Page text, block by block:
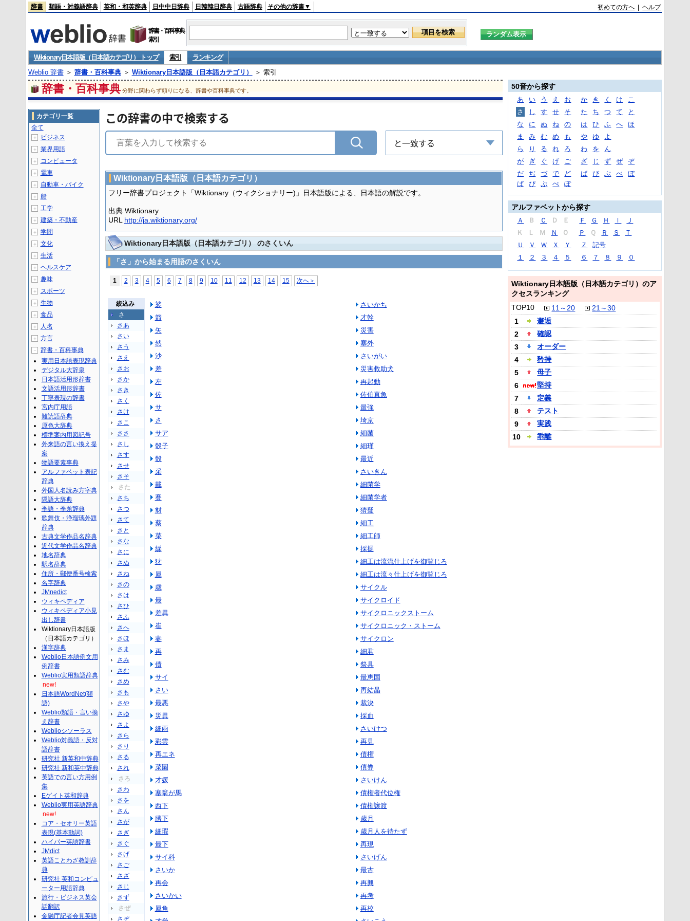
辞書 類語・対義語辞典 英和・和英辞典 日中中日辞典 日韓韓日辞典 古語辞典 その他の辞書▼ 初めての方へ |ヘルプ
辞書・百科事典
索引
Wiktionary日本語版（日本語カテゴリ） トップ 索引
ランキング
Weblio 辞書＞ 辞書・百科事典＞ Wiktionary日本語版（日本語カテゴリ） ＞ 索引
辞書・百科事典 分野に関わらず頼りになる、辞書や百科事典です。
この辞書の中で検索する
と一致する
Wiktionary日本語版（日本語カテゴリ）
フリー辞書プロジェクト「Wiktionary（ウィクショナリー)」日本語版による、日本語の解説です。
出典 Wiktionary
URL http://ja.wiktionary.org/
Wiktionary日本語版（日本語カテゴリ） のさくいん
「さ」から始まる用語のさくいん
1 2 3 4 5 6 7 8 9 10 11 12 13 14 15 次へ＞
絞込み
さ
さあ
さい
さう
さえ
さお
さか
さき
さく
さけ
さこ
ささ
さし
さす
させ
さそ
さた
さち
さつ
さて
さと
さな
さに
さぬ
さね
さの
さは
さひ
さふ
さへ
さほ
さま
さみ
さむ
さめ
さも
さや
さゆ
さよ
さら
さり
さる
され
さろ
さわ
さを
さん
さが
さぎ
さぐ
さげ
さご
さざ
さじ
さず
さぜ
さぞ
裟
箭
矢
然
沙
差
左
佐
サ
さ
サア
骰子
骰
采
載
賽
豺
蔡
菜
綵
犲
犀
歳
最
差異
崔
妻
再
債
サイ
さい
最悪
災異
細雨
彩雲
再エネ
菜園
才媛
塞翁が馬
西下
臍下
細瑕
最下
サイ科
さいか
再会
さいかい
犀角
さいかち
才幹
災害
塞外
さいがい
災害救助犬
再起動
佐伯真魚
最強
埼京
細菌
細瑾
最近
さいきん
細菌学
細菌学者
猜疑
細工
細工師
採掘
細工は流流仕上げを御覧じろ
細工は流々仕上げを御覧じろ
サイクル
サイクロイド
サイクロニックストーム
サイクロニック・ストーム
サイクロン
細君
祭具
最恵国
再結晶
裁決
採血
さいけつ
再見
債権
債券
さいけん
債権者代位権
債権譲渡
歳月
歳月人を待たず
再現
さいげん
最古
再興
再考
再校
カテゴリ一覧
全て
＋ ビジネス
＋ 業界用語
＋ コンピュータ
＋ 電車
＋ 自動車・バイク
＋ 船
＋ 工学
＋ 建築・不動産
＋ 学問
＋ 文化
＋ 生活
＋ ヘルスケア
＋ 趣味
＋ スポーツ
＋ 生物
＋ 食品
＋ 人名
＋ 方言
－
辞書・百科事典
実用日本語表現辞典
デジタル大辞泉
日本語活用形辞書
文語活用形辞書
丁寧表現の辞書
宮内庁用語
難読語辞典
原色大辞典
標準案内用図記号
外来語の言い換え提
案
物語要素事典
アルファベット表記
辞典
外国人名読み方字典
隠語大辞典
季語・季題辞典
歌舞伎・浄瑠璃外題
辞典
古典文学作品名辞典
近代文学作品名辞典
地名辞典
駅名辞典
住所・郵便番号検索
名字辞典
JMnedict
ウィキペディア
ウィキペディア小見
出し辞書
Wiktionary日本語版
（日本語カテゴリ）
漢字辞典
Weblio日本語例文用
例辞書
Weblio実用類語辞典
new!
日本語WordNet(類
語)
Weblio類語・言い換
え辞書
Weblioシソーラス
Weblio対義語・反対
語辞書
研究社 新英和中辞典
研究社 新和英中辞典
英語での言い方用例
集
Eゲイト英和辞典
Weblio実用英語辞典
new!
コア・セオリー英語
表現(基本動詞)
ハイパー英語辞書
JMdict
英語ことわざ教訓辞
典
研究社 英和コンピュ
ーター用語辞典
旅行・ビジネス英会
話翻訳
金融庁記者会見英語
50音から探す
あ い う え お か き く け
こ
さ
し す せ そ た ち つ て
と
な
に ぬ ね の は ひ ふ へ
ほ
ま
み む め も や ゆ
よ
ら
り る れ ろ わ を
ん
が
ぎ ぐ げ ご ざ じ ず ぜ
ぞ
だ
ぢ づ で ど ば び ぶ べ
ぼ
ぱ
ぴ ぷ ぺ ぽ
アルファベットから探す
Ａ Ｂ Ｃ Ｄ Ｅ Ｆ Ｇ Ｈ Ｉ
Ｊ
Ｋ
Ｌ Ｍ Ｎ Ｏ Ｐ Ｑ Ｒ Ｓ
Ｔ
Ｕ
Ｖ Ｗ Ｘ Ｙ Ｚ
記号
１
２ ３ ４ ５ ６ ７ ８ ９ ０
Wiktionary日本語版（日本語カテゴリ）のア
クセスランキング
TOP10
11～20
21～30
1
邂逅
2
確認
3
オーダー
4
矜持
5
母子
6
堅持
7
定義
8
テスト
9
実践
10
乖離